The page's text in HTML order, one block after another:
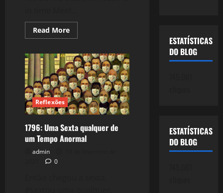
Read MoreRead
more
Tempo
Presente
e
as
incertezas
sobre
o
….Passado!
Reflexões
1796: Uma Sexta qualquer de
um Tempo Anormal
admin
0
ESTATÍSTICAS
DO BLOG
ESTATÍSTICAS
DO BLOG